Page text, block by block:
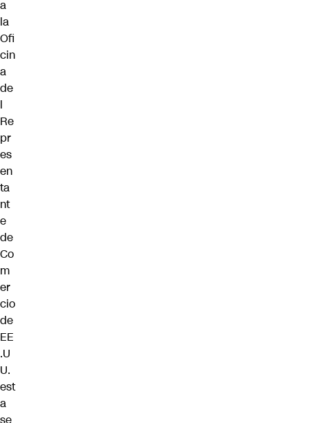
a
la
Ofi
cin
a
de
l
Re
pr
es
en
ta
nt
e
de
Co
m
er
cio
de
EE
.U
U.
est
a
se